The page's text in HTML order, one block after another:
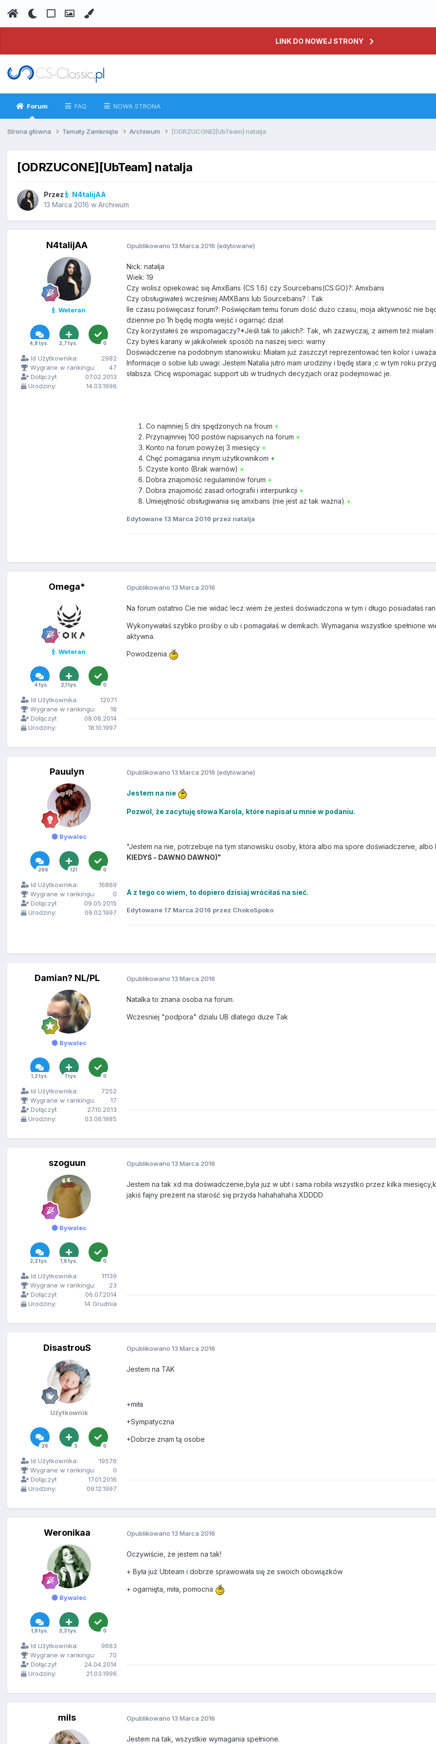
LINK DO NOWEJ STRONY
Forum FAQ NOWA STRONA
Strona główna Tematy Zamknięte Archiwum [ODRZUCONE][UbTeam] natalja
[ODRZUCONE][UbTeam] natalja
Przez
N4talijAA
13 Marca 2016 w Archiwum
N4talijAA
Weteran
4,8 tys. 2,7 tys. 0
Id Użytkownika:
2982
Wygrane w rankingu:
47
Dołączył:
07.02.2013
Urodziny:
14.03.1996
Opublikowano 13 Marca 2016 (edytowane)
Nick: natalja
Wiek: 19
Czy wolisz opiekować się AmxBans (CS 1.6) czy Sourcebans(CS:GO)?: Amxbans
Czy obsługiwałeś wcześniej AMXBans lub Sourcebans? : Tak
Ile czasu poświęcasz forum?: Poświęciłam temu forum dość dużo czasu, moja aktywność nie
dziennie po 1h będę mogła wejść i ogarnąć dział.
Czy korzystałeś ze wspomagaczy?*Jeśli tak to jakich?: Tak, wh zazwyczaj, z aimem też
Czy byłeś karany w jakikolwiek sposób na naszej sieci: warny
Doświadczenie na podobnym stanowisku: Miałam już zaszczyt reprezentować ten kolor i
Informacje o sobie lub uwagi: Jestem Natalia jutro mam urodziny i będę stara ;c w tym roku
słabsza. Chcę wspomagać support ub w trudnych decyzjach oraz podejmować je.
Co najmniej 5 dni spędzonych na froum +
Przynajmniej 100 postów napisanych na forum +
Konto na forum powyżej 3 miesięcy +
Chęć pomagania innym użytkownikom +
Czyste konto (Brak warnów) +
Dobra znajomość regulaminów forum +
Dobra znajomość zasad ortografii i interpunkcji +
Umiejętność obsługiwania się amxbans (nie jest aż tak ważna) +
Edytowane 13 Marca 2016 przez natalja
Omega*
Weteran
4 tys. 2,1 tys. 0
Id Użytkownika:
12071
Wygrane w rankingu:
18
Dołączył:
08.08.2014
Urodziny:
18.10.1997
Opublikowano 13 Marca 2016
Na forum ostatnio Cie nie widać lecz wiem że jesteś doświadczona w tym i długo posiadałaś
Wykonywałaś szybko prośby o ub i pomagałaś w demkach. Wymagania wszystkie spełnione
aktywna.
Powodzenia
Pauulyn
Bywalec
266 121 0
Id Użytkownika:
16869
Wygrane w rankingu:
0
Dołączył:
09.05.2015
Urodziny:
09.02.1997
Opublikowano 13 Marca 2016 (edytowane)
Jestem na nie
Pozwól, że zacytuję słowa Karola, które napisał u mnie w podaniu.
"Jestem na nie, potrzebuje na tym stanowisku osoby, która albo ma spore doświadczenie, albo
KIEDYŚ - DAWNO DAWNO)"
A z tego co wiem, to dopiero dzisiaj wróciłaś na sieć.
Edytowane 17 Marca 2016 przez ChokoSpoko
Damian? NL/PL
Bywalec
1,2 tys. 1 tys. 0
Id Użytkownika:
7252
Wygrane w rankingu:
17
Dołączył:
27.10.2013
Urodziny:
03.06.1985
Opublikowano 13 Marca 2016
Natalka to znana osoba na forum.
Wczesniej "podpora" dzialu UB dlatego duze Tak
szoguun
Bywalec
2,2 tys. 1,6 tys. 0
Id Użytkownika:
11139
Wygrane w rankingu:
23
Dołączył:
06.07.2014
Urodziny:
14 Grudnia
Opublikowano 13 Marca 2016
Jestem na tak xd ma doświadczenie,byla juz w ubt i sama robila wszystko przez kilka
jakiś fajny prezent na starość się przyda hahahahaha XDDDD
DisastrouS
Użytkownik
26 3 0
Id Użytkownika:
19576
Wygrane w rankingu:
0
Dołączył:
17.01.2016
Urodziny:
09.12.1997
Opublikowano 13 Marca 2016
Jestem na TAK
+miła
+Sympatyczna
+Dobrze znam tą osobe
Weronikaa
Bywalec
1,8 tys. 3,3 tys. 0
Id Użytkownika:
9663
Wygrane w rankingu:
70
Dołączył:
24.04.2014
Urodziny:
21.03.1996
Opublikowano 13 Marca 2016
Oczywiście, że jestem na tak!
+ Była już Ubteam i dobrze sprawowała się ze swoich obowiązków
+ ogarnięta, miła, pomocna
mils Opublikowano 13 Marca 2016
Jestem na tak, wszystkie wymagania spełnione.